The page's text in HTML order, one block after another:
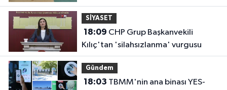
SİYASET
18:09
Kılıç'tan 'silahsızlanma' vurgusu
Gündem
18:03